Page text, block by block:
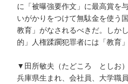
に「被曝強要作文」に最高賞を
いがかりをつけて無駄金を使う
教育」がなされるべきだ。しか
的」人権蹂躙犯罪者には「教育
▼田所敏夫（たどころ としお）
兵庫県生まれ、会社員、大学職